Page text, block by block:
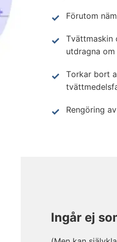
Förutom
Tvättmaskin
utdragna
Torkar bort
Rengöring
Ingår ej